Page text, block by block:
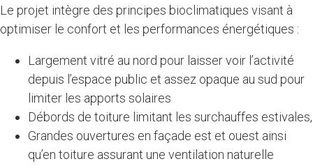
Le projet intègre des principes bioclimatiques visant à
optimiser le confort et les performances énergétiques :
Largement vitré au nord pour laisser voir l’activité
depuis l’espace public et assez opaque au sud pour
limiter les apports solaires
Débords de toiture limitant les surchauffes estivales,
Grandes ouvertures en façade est et ouest ainsi
qu’en toiture assurant une ventilation naturelle